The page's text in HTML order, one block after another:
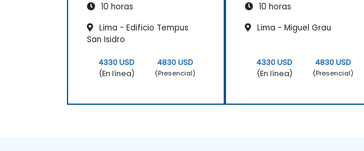
10 horas
Lima - Edificio Tempus
San Isidro
4330 USD
(En línea)
4830 USD
(Presencial)
10 horas
Lima - Miguel Grau
4330 USD
(En línea)
4830 USD
(Presencial)